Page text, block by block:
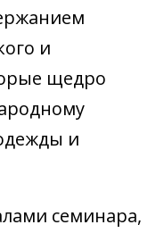
и
щедро
и
семинара,